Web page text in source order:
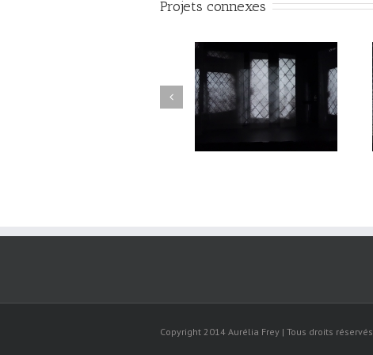
Projets connexes
Lune de loups#18
Copyright 2014 Aurélia Frey | Tous droits réservés.